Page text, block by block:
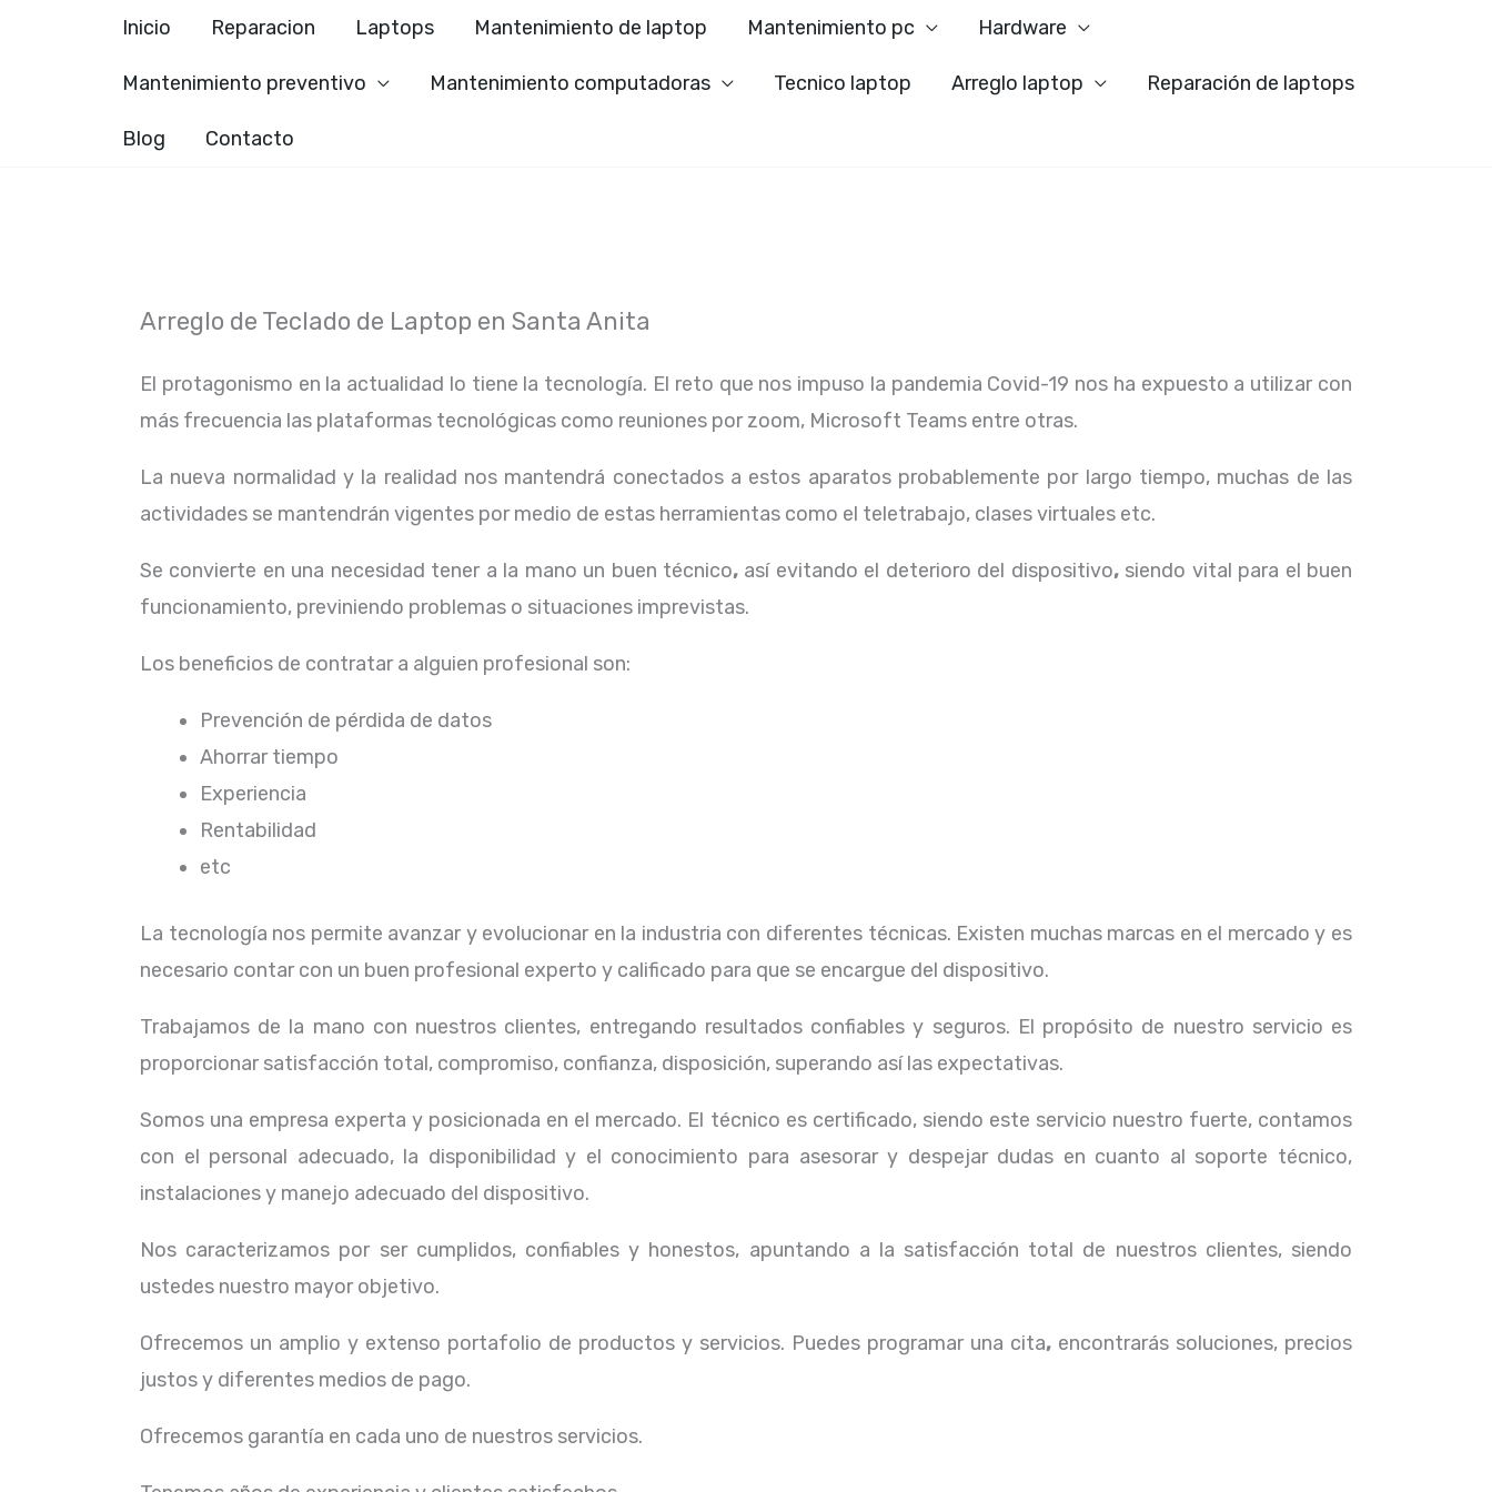
Inicio Reparacion Laptops Mantenimiento de laptop Mantenimiento pc Hardware
Mantenimiento preventivo Mantenimiento computadoras Tecnico laptop Arreglo laptop Reparación de laptops
Blog Contacto
Arreglo de Teclado de Laptop en Santa Anita
El protagonismo en la actualidad lo tiene la tecnología. El reto que nos impuso la pandemia Covid-19 nos ha expuesto a utilizar con
más frecuencia las plataformas tecnológicas como reuniones por zoom, Microsoft Teams entre otras.
La nueva normalidad y la realidad nos mantendrá conectados a estos aparatos probablemente por largo tiempo, muchas de las
actividades se mantendrán vigentes por medio de estas herramientas como el teletrabajo, clases virtuales etc.
Se convierte en una necesidad tener a la mano un buen técnico, así evitando el deterioro del dispositivo, siendo vital para el buen
funcionamiento, previniendo problemas o situaciones imprevistas.
Los beneficios de contratar a alguien profesional son:
Prevención de pérdida de datos
Ahorrar tiempo
Experiencia
Rentabilidad
etc
La tecnología nos permite avanzar y evolucionar en la industria con diferentes técnicas. Existen muchas marcas en el mercado y es
necesario contar con un buen profesional experto y calificado para que se encargue del dispositivo.
Trabajamos de la mano con nuestros clientes, entregando resultados confiables y seguros. El propósito de nuestro servicio es
proporcionar satisfacción total, compromiso, confianza, disposición, superando así las expectativas.
Somos una empresa experta y posicionada en el mercado. El técnico es certificado, siendo este servicio nuestro fuerte, contamos
con el personal adecuado, la disponibilidad y el conocimiento para asesorar y despejar dudas en cuanto al soporte técnico,
instalaciones y manejo adecuado del dispositivo.
Nos caracterizamos por ser cumplidos, confiables y honestos, apuntando a la satisfacción total de nuestros clientes, siendo
ustedes nuestro mayor objetivo.
Ofrecemos un amplio y extenso portafolio de productos y servicios. Puedes programar una cita, encontrarás soluciones, precios
justos y diferentes medios de pago.
Ofrecemos garantía en cada uno de nuestros servicios.